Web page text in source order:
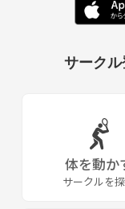
サークル
体を動か
サークルを